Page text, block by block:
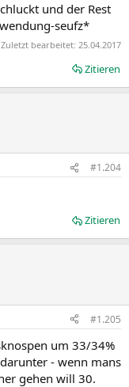
und der Rest
seufz*
Zuletzt bearbeitet: 25.04.2017
Zitieren
#1.204
Zitieren
#1.205
um 33/34%
- wenn mans
gehen will 30.